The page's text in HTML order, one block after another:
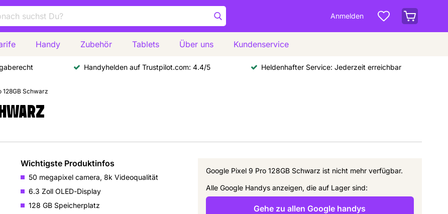
Anmelden
Handy Zubehör Tablets Über uns Kundenservice
Handyhelden auf Trustpilot.com: 4.4/5 Heldenhafter Service: Jederzeit erreichbar
128GB Schwarz
Wichtigste Produktinfos
50 megapixel camera, 8k Videoqualität
6.3 Zoll OLED-Display
128 GB Speicherplatz
Google Pixel 9 Pro 128GB Schwarz ist nicht mehr verfügbar.
Alle Google Handys anzeigen, die auf Lager sind:
Gehe zu allen Google handys